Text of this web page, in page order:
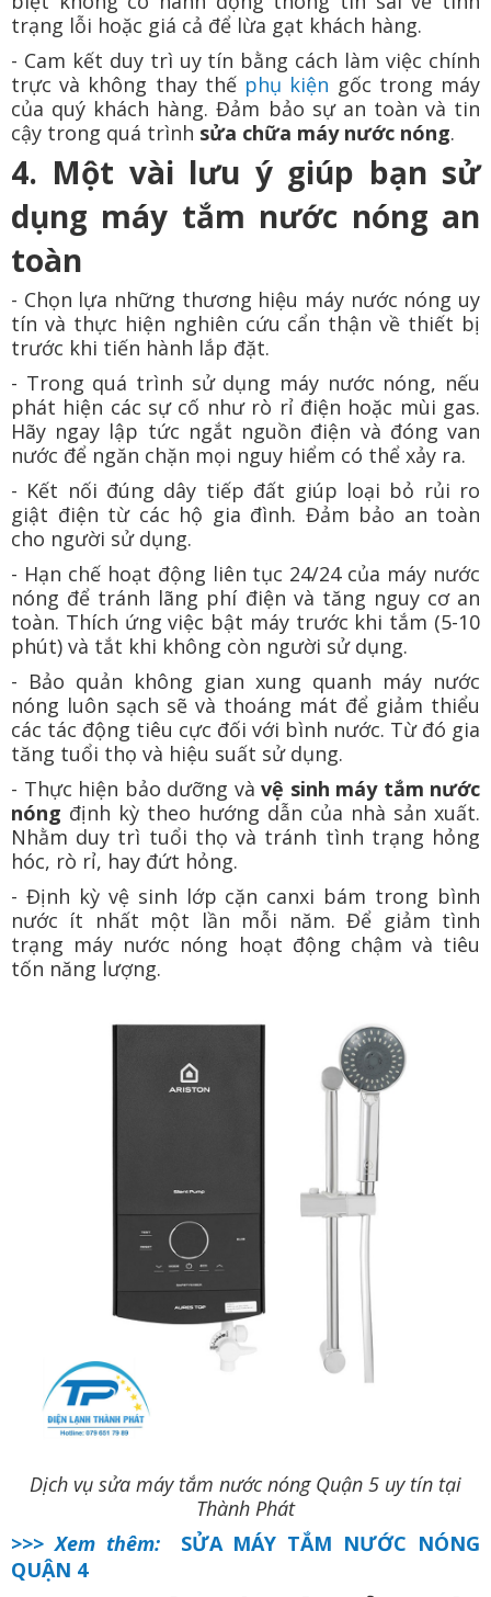
trạng lỗi hoặc giá cả để lừa gạt khách hàng.
- Cam kết duy trì uy tín bằng cách làm việc chính
trực và không thay thế phụ kiện gốc trong máy
của quý khách hàng. Đảm bảo sự an toàn và tin
cậy trong quá trình sửa chữa máy nước nóng.
4. Một vài lưu ý giúp bạn sử
dụng máy tắm nước nóng an
toàn
- Chọn lựa những thương hiệu máy nước nóng uy
tín và thực hiện nghiên cứu cẩn thận về thiết bị
trước khi tiến hành lắp đặt.
- Trong quá trình sử dụng máy nước nóng, nếu
phát hiện các sự cố như rò rỉ điện hoặc mùi gas.
Hãy ngay lập tức ngắt nguồn điện và đóng van
nước để ngăn chặn mọi nguy hiểm có thể xảy ra.
- Kết nối đúng dây tiếp đất giúp loại bỏ rủi ro
giật điện từ các hộ gia đình. Đảm bảo an toàn
cho người sử dụng.
- Hạn chế hoạt động liên tục 24/24 của máy nước
nóng để tránh lãng phí điện và tăng nguy cơ an
toàn. Thích ứng việc bật máy trước khi tắm (5-10
phút) và tắt khi không còn người sử dụng.
- Bảo quản không gian xung quanh máy nước
nóng luôn sạch sẽ và thoáng mát để giảm thiểu
các tác động tiêu cực đối với bình nước. Từ đó gia
tăng tuổi thọ và hiệu suất sử dụng.
- Thực hiện bảo dưỡng và vệ sinh máy tắm nước
nóng định kỳ theo hướng dẫn của nhà sản xuất.
Nhằm duy trì tuổi thọ và tránh tình trạng hỏng
hóc, rò rỉ, hay đứt hỏng.
- Định kỳ vệ sinh lớp cặn canxi bám trong bình
nước ít nhất một lần mỗi năm. Để giảm tình
trạng máy nước nóng hoạt động chậm và tiêu
tốn năng lượng.
Dịch vụ sửa máy tắm nước nóng Quận 5 uy tín tại
Thành Phát
>>> Xem thêm:
SỬA MÁY TẮM NƯỚC NÓNG
QUẬN 4